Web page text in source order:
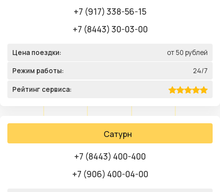
+7 (917) 338-56-15
+7 (8443) 30-03-00
Цена поездки: от 50 рублей
Режим работы: 24/7
Рейтинг сервиса:
Сатурн
+7 (8443) 400-400
+7 (906) 400-04-00